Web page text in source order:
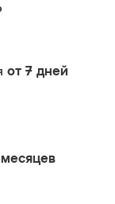
от 7 дней